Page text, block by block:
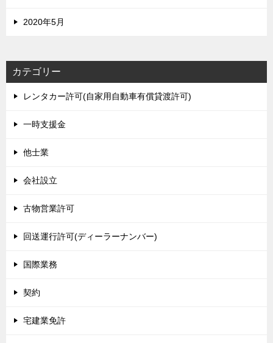
2020年5月
カテゴリー
レンタカー許可(自家用自動車有償貸渡許可)
一時支援金
他士業
会社設立
古物営業許可
回送運行許可(ディーラーナンバー)
国際業務
契約
宅建業免許